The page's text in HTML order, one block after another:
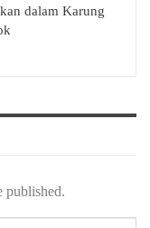
dalam Karung
published.